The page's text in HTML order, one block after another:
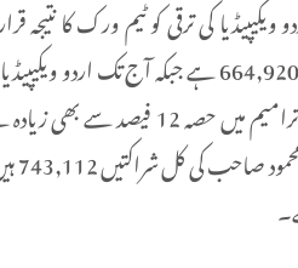
ترامیم ہو چکی ہیں۔ یعنی طاہر محمود صاحب کا اردو
تمام